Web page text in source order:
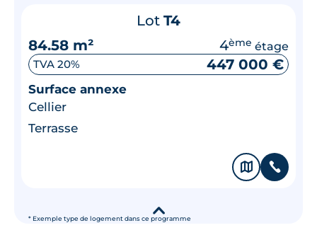
* Exemple type de logement dans ce programme
Lot T4
84.58 m²
4ème étage
TVA 20% 447 000 €
Surface annexe
Cellier
Terrasse
🗞 📞
▾